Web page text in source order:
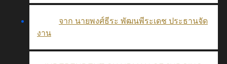
สารจาก นายพงศ์ธีระ พัฒนพีระเดช ประธานจัด
งาน